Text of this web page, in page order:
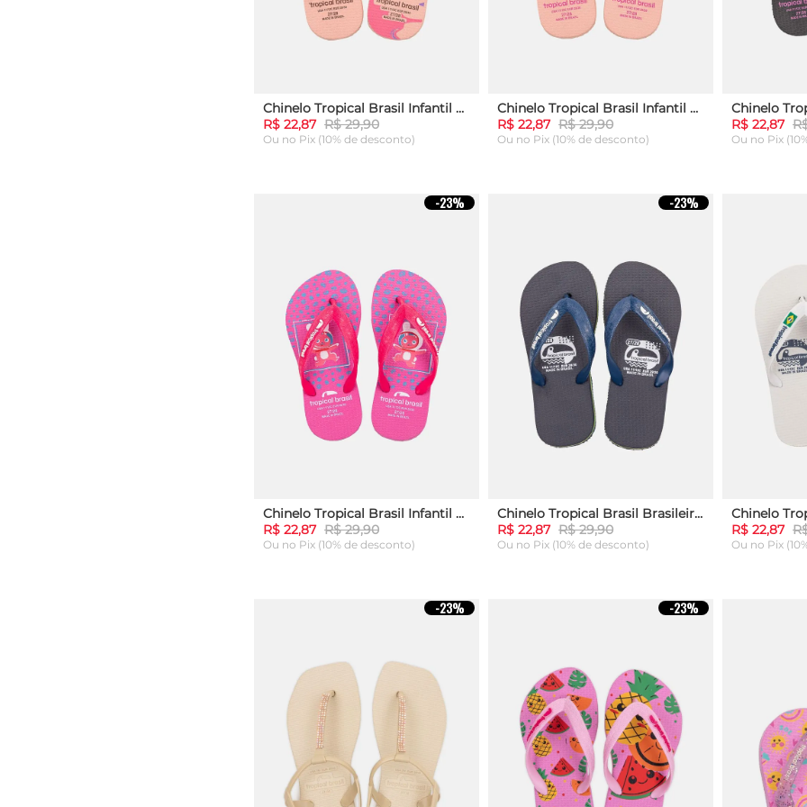
Chinelo Tropical Brasil Infantil Rosa
R$ 22,87 R$ 29,90
Ou no Pix (10% de desconto)
ADICIONAR AO CARRINHO
Chinelo Tropical Brasil Infantil Rosa
R$ 22,87 R$ 29,90
Ou no Pix (10% de desconto)
ADICIONAR AO CARRINHO
R$ 22,87
Ou no Pix
-23%
Chinelo Tropical Brasil Infantil Rosa
R$ 22,87 R$ 29,90
Ou no Pix (10% de desconto)
ADICIONAR AO CARRINHO
-23%
Chinelo Tropical Brasil Brasileiros Infantil Marinho
R$ 22,87 R$ 29,90
Ou no Pix (10% de desconto)
ADICIONAR AO CARRINHO
R$ 22,87
Ou no Pix
-23% -23%